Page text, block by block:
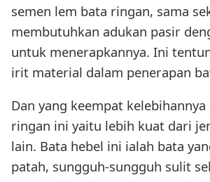
semen lem bata ringan, sama
membutuhkan adukan pasir
untuk menerapkannya. Ini
irit material dalam penerapan
Dan yang keempat
ringan ini yaitu lebih kuat dari
lain. Bata hebel ini ialah bata
patah, sungguh-sungguh sulit